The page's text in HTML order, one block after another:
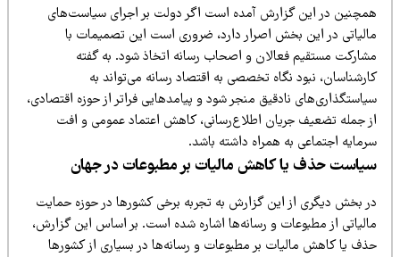
در این گزارش آمده است اگر دولت بر اجرای سیاست‌های
در این بخش اصرار دارد، ضروری است این تصمیمات با
مستقیم فعالان و اصحاب رسانه اتخاذ شود. به گفته
نبود نگاه تخصصی به اقتصاد رسانه می‌تواند به
نادقیق منجر شود و پیامدهایی فراتر از حوزه اقتصادی،
جمله تضعیف جریان اطلاع‌رسانی، کاهش اعتماد عمومی و افت
اجتماعی به همراه داشته باشد.
حذف یا کاهش مالیات بر مطبوعات در جهان
بخش دیگری از این گزارش به تجربه برخی کشورها در حوزه حمایت
از مطبوعات و رسانه‌ها اشاره شده است. بر اساس این گزارش،
یا کاهش مالیات بر مطبوعات و رسانه‌ها در بسیاری از کشورها